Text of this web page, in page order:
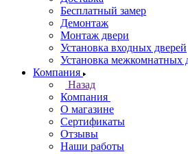
Бесплатный замер
Демонтаж
Монтаж двери
Установка входных дверей
Установка межкомнатных
Компания
Назад
Компания
О магазине
Сертификаты
Отзывы
Наши работы